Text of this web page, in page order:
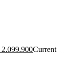
2.099.900Current